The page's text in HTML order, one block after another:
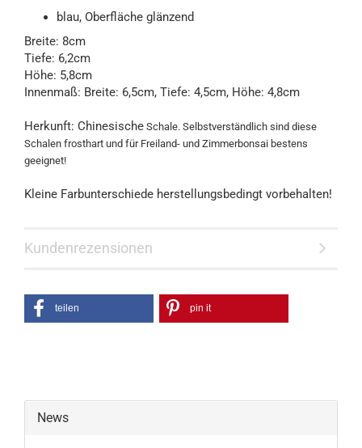
blau, Oberfläche glänzend
Breite: 8cm
Tiefe: 6,2cm
Höhe: 5,8cm
Innenmaß: Breite: 6,5cm, Tiefe: 4,5cm, Höhe: 4,8cm
Herkunft: Chinesische Schale. Selbstverständlich sind diese
Schalen frosthart und für Freiland- und Zimmerbonsai bestens
geeignet!
Kleine Farbunterschiede herstellungsbedingt vorbehalten!
Kundenrezensionen
teilen pin it
News